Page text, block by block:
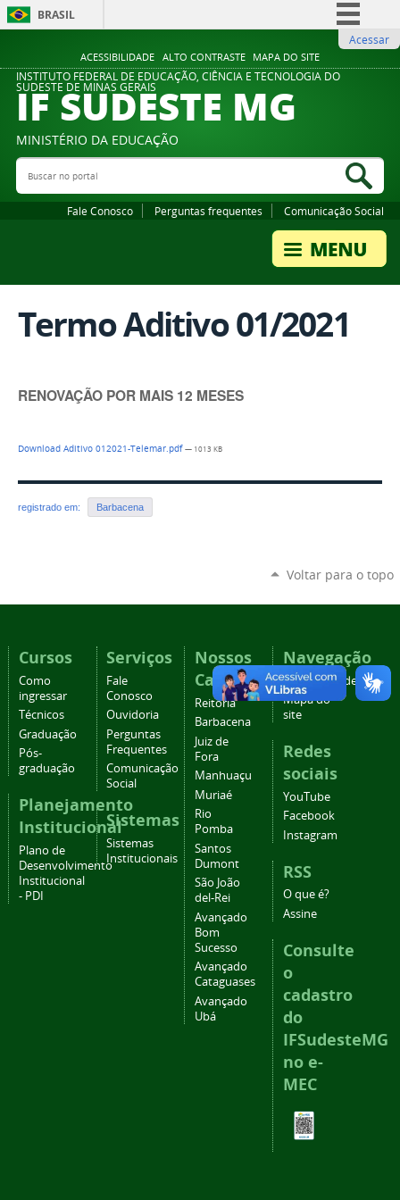
ACESSIBILIDADE ALTO CONTRASTE MAPA DO SITE
BRASIL
Comunica BR
Participe
Legislação
Acessar
INSTITUTO FEDERAL DE EDUCAÇÃO, CIÊNCIA E TECNOLOGIA DO
SUDESTE DE MINAS GERAIS
IF SUDESTE MG
MINISTÉRIO DA EDUCAÇÃO
Buscar no portal
Fale Conosco Perguntas frequentes Comunicação Social
Termo Aditivo 01/2021
RENOVAÇÃO POR MAIS 12 MESES
Download Aditivo 012021-Telemar.pdf— 1013 KB
registrado em: Barbacena
Voltar para o topo
Cursos
Como
ingressar
Técnicos
Graduação
Pós-
graduação
Planejamento
Institucional
Plano de
Desenvolvimento
Institucional
- PDI
Serviços
Fale
Conosco
Ouvidoria
Perguntas
Frequentes
Comunicação
Social
Sistemas
Sistemas
Institucionais
Nossos
Campi
Reitoria
Barbacena
Juiz de
Fora
Manhuaçu
Muriaé
Rio
Pomba
Santos
Dumont
São João
del-Rei
Avançado
Bom
Sucesso
Avançado
Cataguases
Avançado
Ubá
Navegação
Acessibilidade
Mapa do
site
Redes
sociais
YouTube
Facebook
Instagram
RSS
O que é?
Assine
Consulte
o
cadastro
do
IFSudesteMG
no e-
MEC